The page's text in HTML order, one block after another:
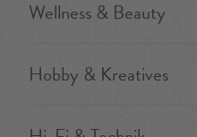
Wellness & Beauty
Hobby & Kreatives